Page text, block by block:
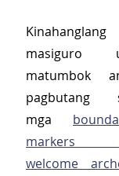
Kinahanglang
masiguro
matumbok
pagbutang
mga
markers
welcome